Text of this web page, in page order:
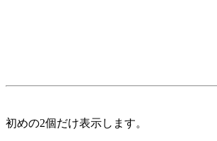
初めの2個だけ表示します。